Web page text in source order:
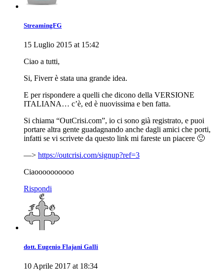
StreamingFG
15 Luglio 2015 at 15:42
Ciao a tutti,
Si, Fiverr è stata una grande idea.
E per rispondere a quelli che dicono della VERSIONE
ITALIANA… c’è, ed è nuovissima e ben fatta.
Si chiama “OutCrisi.com”, io ci sono già registrato, e puoi
portare altra gente guadagnando anche dagli amici che porti,
infatti se vi scrivete da questo link mi fareste un piacere 🙂
—> https://outcrisi.com/signup?ref=3
Ciaoooooooooo
Rispondi
dott. Eugenio Flajani Galli
10 Aprile 2017 at 18:34